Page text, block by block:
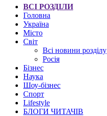
ВСІ РОЗДІЛИ
Головна
Україна
Місто
Світ
Всі новини розділу
Росія
Бізнес
Наука
Шоу-бізнес
Спорт
Lifestyle
БЛОГИ ЧИТАЧІВ